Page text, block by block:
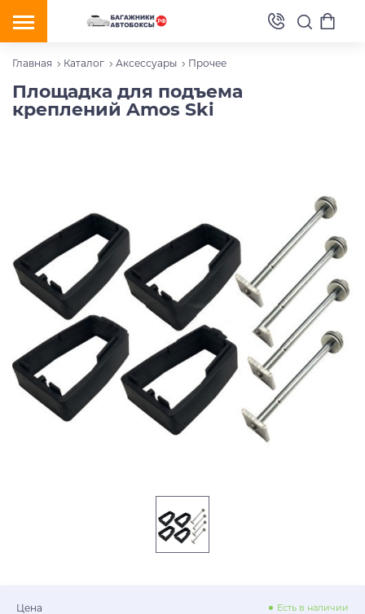
Главная Каталог Аксессуары Прочее
Площадка для подъема
креплений Amos Ski
Цена Есть в наличии